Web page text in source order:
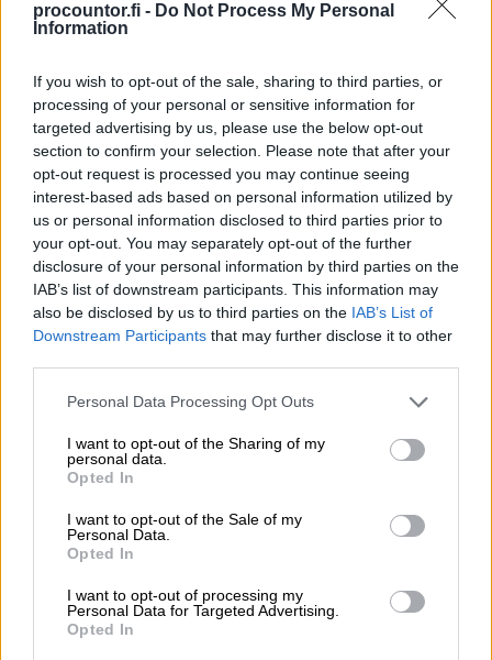
procountor.fi - Do Not Process My Personal
Information
If you wish to opt-out of the sale, sharing to third parties, or
processing of your personal or sensitive information for
targeted advertising by us, please use the below opt-out
section to confirm your selection. Please note that after your
opt-out request is processed you may continue seeing
interest-based ads based on personal information utilized by
us or personal information disclosed to third parties prior to
your opt-out. You may separately opt-out of the further
disclosure of your personal information by third parties on the
IAB’s list of downstream participants. This information may
also be disclosed by us to third parties on the IAB’s List of
Downstream Participants that may further disclose it to other
Please note that this website/app uses one or more Google
not limited to your visit or usage behaviour. You may click to
grant or deny consent to Google and its third-party tags to
use your data for below specified purposes in below Google
consent section.
Personal Data Processing Opt Outs
I want to opt-out of the Sharing of my
personal data.
Opted In
I want to opt-out of the Sale of my
Personal Data.
Opted In
I want to opt-out of processing my
Personal Data for Targeted Advertising.
Opted In
3 min lukuaika
Palkkahallinnon ajankohtaiset
muutokset 2026